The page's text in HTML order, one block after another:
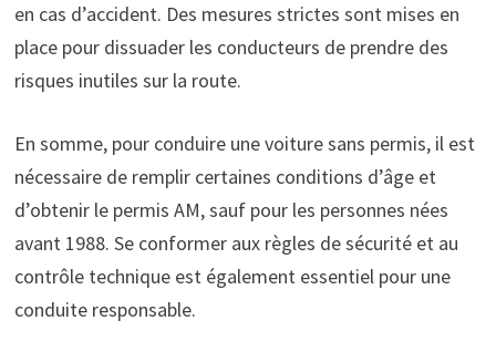
en cas d’accident. Des mesures strictes sont mises en
place pour dissuader les conducteurs de prendre des
risques inutiles sur la route.
En somme, pour conduire une voiture sans permis, il est
nécessaire de remplir certaines conditions d’âge et
d’obtenir le permis AM, sauf pour les personnes nées
avant 1988. Se conformer aux règles de sécurité et au
contrôle technique est également essentiel pour une
conduite responsable.